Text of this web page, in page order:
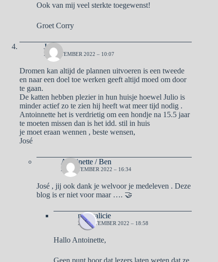
Ook van mij veel sterkte toegewenst!
Groet Corry
José
26 SEPTEMBER 2022 – 10:07
Dromen kan altijd de plannen uitvoeren is een tweede
en naar een doel toe werken geeft altijd moed om door
te gaan.
De katten hebben plezier in hun huisje hoewel Julio is
minder actief zo te zien hij heeft wat meer tijd nodig .
Antoinnette het is verdrietig om een hondje na 15.5 jaar
te moeten missen dan is het idd. stil in huis
je moet eraan wennen , beste wensen,
José
Antoinette / Ben
26 SEPTEMBER 2022 – 16:34
José , jij ook dank je welvoor je medeleven . Deze
blog is er niet voor maar …. 🤝
naargalicie
26 SEPTEMBER 2022 – 18:58
Hallo Antoinette,
Geen punt hoor dat lezers laten weten dat ze